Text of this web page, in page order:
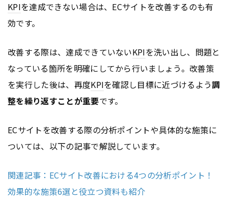
KPIを達成できない場合は、ECサイトを改善するのも有
効です。
改善する際は、達成できていないKPIを洗い出し、問題と
なっている箇所を明確にしてから行いましょう。改善策
を実行した後は、再度KPIを確認し目標に近づけるよう調
整を繰り返すことが重要です。
ECサイトを改善する際の分析ポイントや具体的な施策に
ついては、以下の記事で解説しています。
関連記事：ECサイト改善における4つの分析ポイント！
効果的な施策6選と役立つ資料も紹介